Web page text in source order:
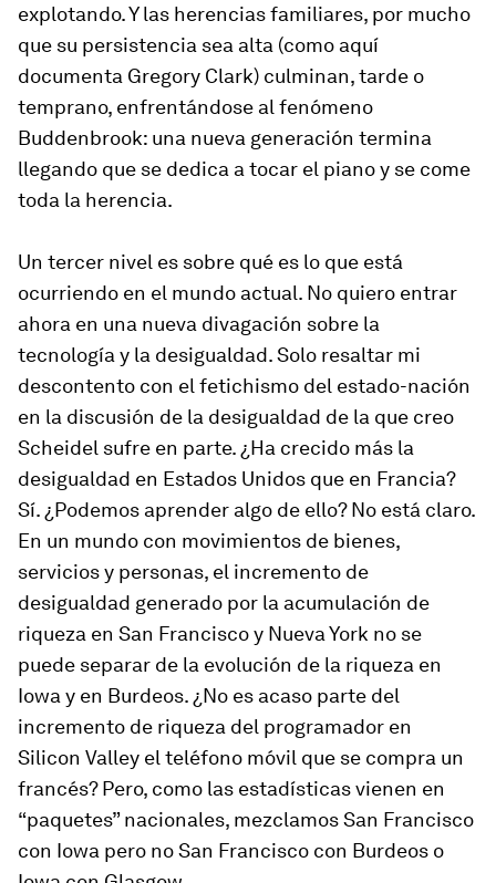
explotando. Y las herencias familiares, por mucho
que su persistencia sea alta (como aquí
documenta Gregory Clark) culminan, tarde o
temprano, enfrentándose al fenómeno
Buddenbrook: una nueva generación termina
llegando que se dedica a tocar el piano y se come
toda la herencia.
Un tercer nivel es sobre qué es lo que está
ocurriendo en el mundo actual. No quiero entrar
ahora en una nueva divagación sobre la
tecnología y la desigualdad. Solo resaltar mi
descontento con el fetichismo del estado-nación
en la discusión de la desigualdad de la que creo
Scheidel sufre en parte. ¿Ha crecido más la
desigualdad en Estados Unidos que en Francia?
Sí. ¿Podemos aprender algo de ello? No está claro.
En un mundo con movimientos de bienes,
servicios y personas, el incremento de
desigualdad generado por la acumulación de
riqueza en San Francisco y Nueva York no se
puede separar de la evolución de la riqueza en
Iowa y en Burdeos. ¿No es acaso parte del
incremento de riqueza del programador en
Silicon Valley el teléfono móvil que se compra un
francés? Pero, como las estadísticas vienen en
“paquetes” nacionales, mezclamos San Francisco
con Iowa pero no San Francisco con Burdeos o